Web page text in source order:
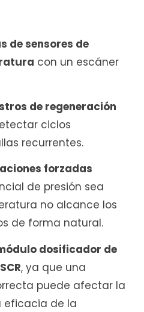
de sensores de
con un escáner
de regeneración
ciclos
recurrentes.
forzadas
de presión sea
no alcance los
de forma natural.
dosificador de
, ya que una
puede afectar la
eficacia de la